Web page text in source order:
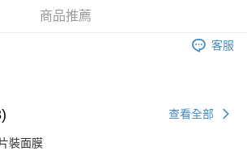
或以上免運費
門市。確認發貨後2-5個工作天到店，3天內
門市。確認發貨後2-5個工作天到店，3天內
並不會安排重寄
商品推薦
客服
查看全部
片裝面膜